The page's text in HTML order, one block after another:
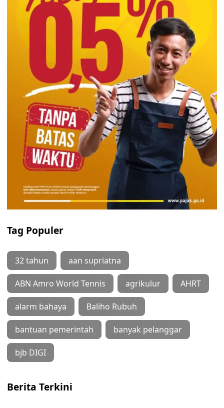
Tag Populer
32 tahun aan supriatna
ABN Amro World Tennis agrikulur AHRT
alarm bahaya Baliho Rubuh
bantuan pemerintah banyak pelanggar
bjb DIGI
Berita Terkini